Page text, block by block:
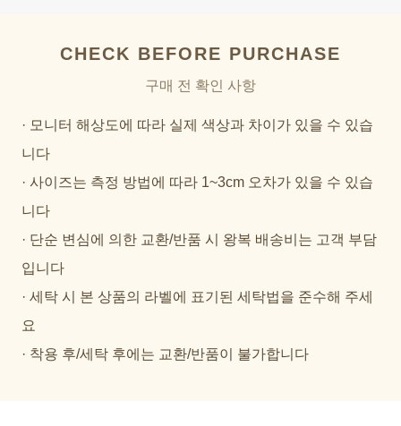
CHECK BEFORE PURCHASE
구매 전 확인 사항
· 모니터 해상도에 따라 실제 색상과 차이가 있을 수 있습
니다
· 사이즈는 측정 방법에 따라 1~3cm 오차가 있을 수 있습
니다
· 단순 변심에 의한 교환/반품 시 왕복 배송비는 고객 부담
입니다
· 세탁 시 본 상품의 라벨에 표기된 세탁법을 준수해 주세
요
· 착용 후/세탁 후에는 교환/반품이 불가합니다